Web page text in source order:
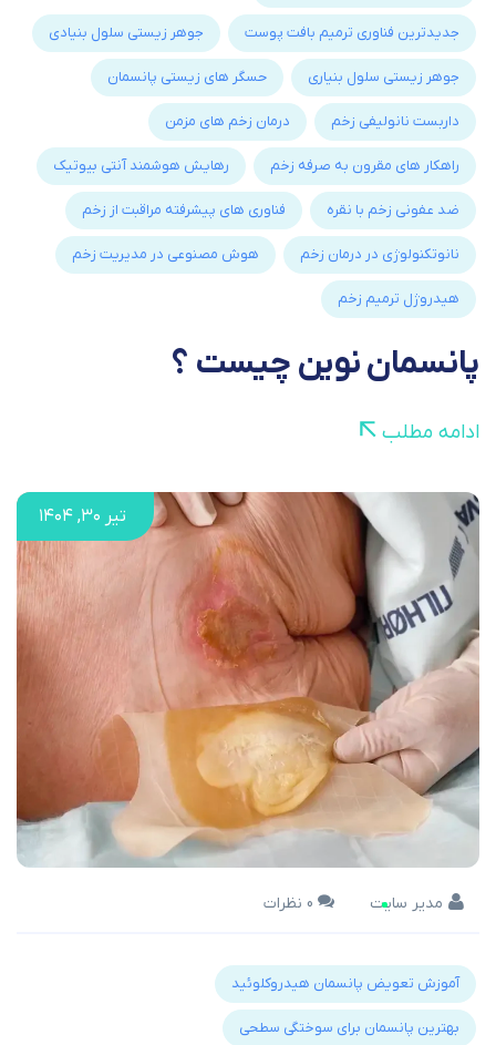
جدیدترین فناوری ترمیم بافت پوست جوهر زیستی سلول بنیادی
جوهر زیستی سلول بنیاری حسگر های زیستی پانسمان
داربست نانولیفی زخم درمان زخم های مزمن
راهکار های مقرون به صرفه زخم رهایش هوشمند آنتی بیوتیک
ضد عفونی زخم با نقره فناوری های پیشرفته مراقبت از زخم
نانوتکنولوژی در درمان زخم هوش مصنوعی در مدیریت زخم
هیدروژل ترمیم زخم
پانسمان نوین چیست ؟
ادامه مطلب
تیر ۳۰, ۱۴۰۴
مدیر سایت
آموزش تعویض پانسمان هیدروکلوئید
بهترین پانسمان برای سوختگی سطحی